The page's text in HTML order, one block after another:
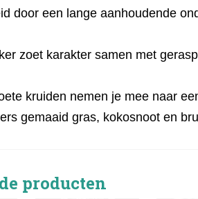
door een lange aanhoudende
zoet karakter samen met
kruiden nemen je mee naar
gemaaid gras, kokosnoot en
producten